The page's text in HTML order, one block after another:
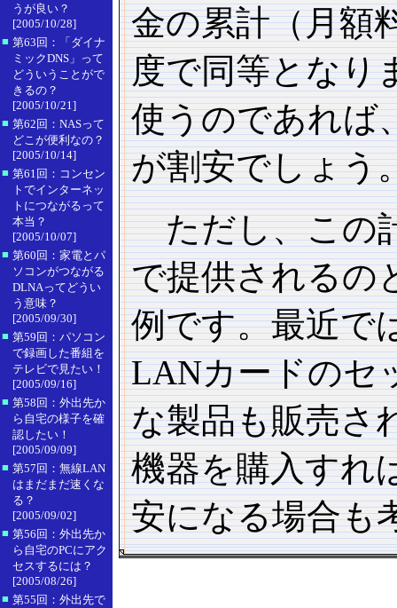
うが良い？
[2005/10/28]
■ 第63回：「ダイナ
ミックDNS」って
どういうことがで
きるの？
[2005/10/21]
■ 第62回：NASって
どこが便利なの？
[2005/10/14]
■ 第61回：コンセン
トでインターネッ
トにつながるって
本当？
[2005/10/07]
■ 第60回：家電とパ
ソコンがつながる
DLNAってどうい
う意味？
[2005/09/30]
■ 第59回：パソコン
で録画した番組を
テレビで見たい！
[2005/09/16]
■ 第58回：外出先か
ら自宅の様子を確
認したい！
[2005/09/09]
■ 第57回：無線LAN
はまだまだ速くな
る？
[2005/09/02]
■ 第56回：外出先か
ら自宅のPCにアク
セスするには？
[2005/08/26]
■ 第55回：外出先で
金の累計（月額
度で同等となり
使うのであれば
が割安でしょう
ただし、この
で提供されるの
例です。最近で
LANカードのセ
な製品も販売さ
機器を購入すれ
安になる場合も